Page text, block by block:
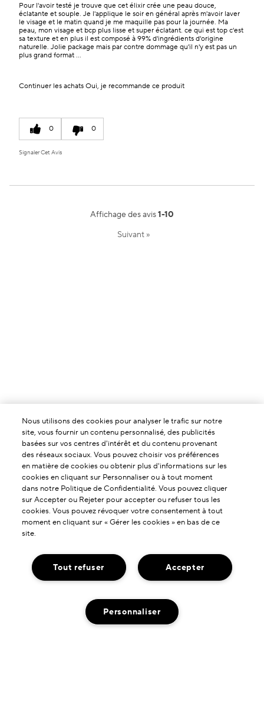
Pour l'avoir testé je trouve que cet élixir crée une peau douce,
éclatante et souple. Je l'applique le soir en général après m'avoir laver
le visage et le matin quand je me maquille pas pour la journée. Ma
peau, mon visage et bcp plus lisse et super éclatant. ce qui est top c'est
sa texture et en plus il est composé à 99% d'ingrédients d'origine
naturelle. Jolie package mais par contre dommage qu'il n'y est pas un
plus grand format ...
Continuer les achats Oui, je recommande ce produit
0 0
Signaler Cet Avis
Affichage des avis1-10
Suivant»
À PROPOS DE NOUS
Notre Histoire
Nous utilisons des cookies pour analyser le trafic sur notre
site, vous fournir un contenu personnalisé, des publicités
basées sur vos centres d'intérêt et du contenu provenant
des réseaux sociaux. Vous pouvez choisir vos préférences
en matière de cookies ou obtenir plus d'informations sur les
cookies en cliquant sur Personnaliser ou à tout moment
dans notre Politique de Confidentialité. Vous pouvez cliquer
sur Accepter ou Rejeter pour accepter ou refuser tous les
cookies. Vous pouvez révoquer votre consentement à tout
moment en cliquant sur « Gérer les cookies » en bas de ce
site.
Accepter
Tout refuser
Personnaliser